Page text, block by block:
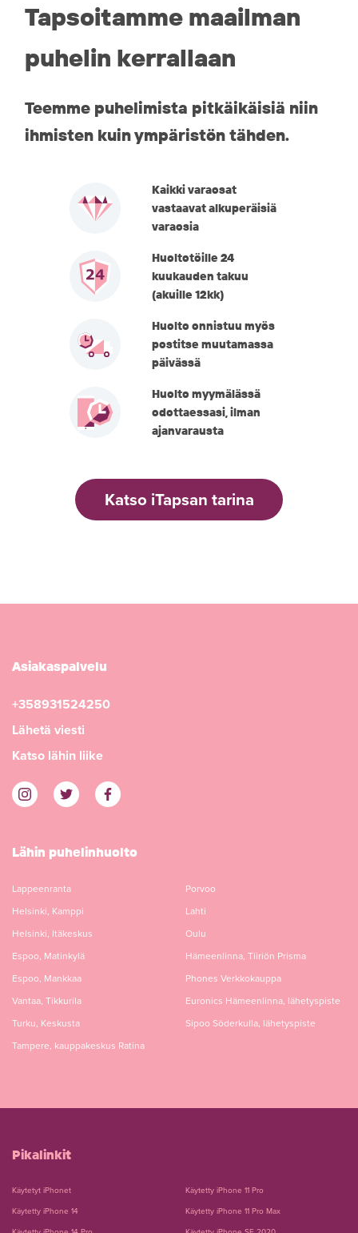
Tapsoitamme maailman
puhelin kerrallaan
Teemme puhelimista pitkäikäisiä niin
ihmisten kuin ympäristön tähden.
Kaikki varaosat
vastaavat alkuperäisiä
varaosia
Huoltotöille 24
kuukauden takuu
(akuille 12kk)
Huolto onnistuu myös
postitse muutamassa
päivässä
Huolto myymälässä
odottaessasi, ilman
ajanvarausta
Katso iTapsan tarina
Asiakaspalvelu
+358931524250
Lähetä viesti
Katso lähin liike
Lähin puhelinhuolto
Lappeenranta
Helsinki, Kamppi
Helsinki, Itäkeskus
Espoo, Matinkylä
Espoo, Mankkaa
Vantaa, Tikkurila
Turku, Keskusta
Tampere, kauppakeskus Ratina
Porvoo
Lahti
Oulu
Hämeenlinna, Tiiriön Prisma
Phones Verkkokauppa
Euronics Hämeenlinna, lähetyspiste
Sipoo Söderkulla, lähetyspiste
Pikalinkit
Käytetyt iPhonet
Käytetty iPhone 14
Käytetty iPhone 11 Pro
Käytetty iPhone 11 Pro Max